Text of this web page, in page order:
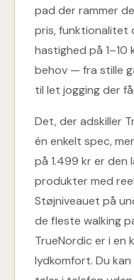
pad der rammer
pris, funktionalitet
hastighed på
behov — fra stille
til let jogging der
Det, der adskiller
én enkelt spec,
på 1.499 kr er den
produkter med
Støjniveauet på
de fleste walking
TrueNordic er i en
lydkomfort. Du